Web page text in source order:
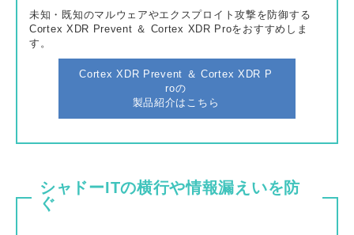
未知・既知のマルウェアやエクスプロイト攻撃を防御する
Cortex XDR Prevent ＆ Cortex XDR Proをおすすめしま
す。
Cortex XDR Prevent ＆ Cortex XDR P
roの
製品紹介はこちら
シャドーITの横行や情報漏えいを防
ぐ